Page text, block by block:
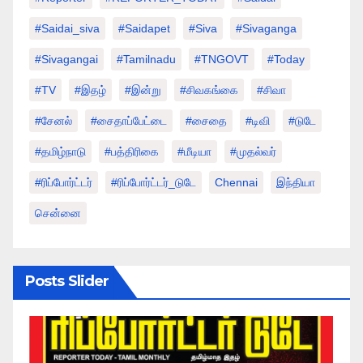
#saidai_siva #saidapet #Siva #Sivaganga
#sivagangai #tamilnadu #TNGOVT #today
#TV #இதழ் #இன்று #சிவகங்கை #சிவா
#சேனல் #சைதாப்பேட்டை #சைதை #டிவி #டுடே
#தமிழ்நாடு #பத்திரிகை #மீடியா #முதல்வர்
#ரிப்போர்ட்டர் #ரிப்போர்ட்டர்_டுடே Chennai இந்தியா
சென்னை
Posts Slider